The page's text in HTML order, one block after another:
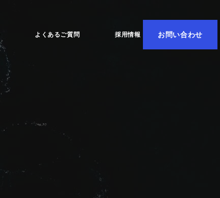
よくあるご質問 採用情報 お問い合わせ